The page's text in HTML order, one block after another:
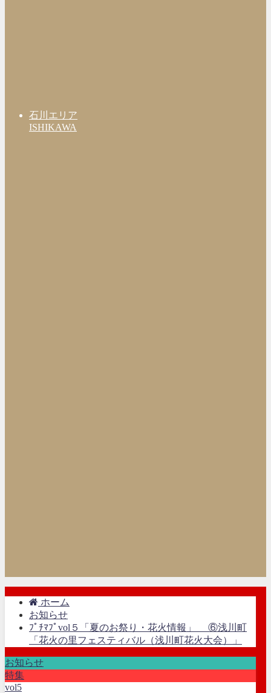
石川エリア
ISHIKAWA
ホーム
お知らせ
ﾌﾟﾁﾏﾌﾟvol５「夏のお祭り・花火情報」 ⑥浅川町
「花火の里フェスティバル（浅川町花火大会）」
お知らせ
特集
vol5